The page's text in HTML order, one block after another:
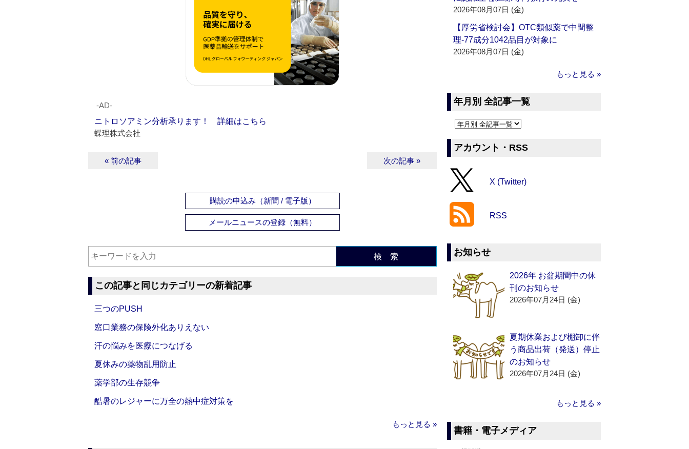
‐AD‐
ニトロソアミン分析承ります！ 詳細はこちら
蝶理株式会社
« 前の記事 次の記事 »
購読の申込み（新聞 / 電子版）
メールニュースの登録（無料）
検 索
この記事と同じカテゴリーの新着記事
三つのPUSH
窓口業務の保険外化ありえない
汗の悩みを医療につなげる
夏休みの薬物乱用防止
薬学部の生存競争
酷暑のレジャーに万全の熱中症対策を
もっと見る »
2026年08月07日 (金)
【厚労省検討会】OTC類似薬で中間整
理‐77成分1042品目が対象に
2026年08月07日 (金)
もっと見る »
年月別 全記事一覧
アカウント・RSS
X (Twitter)
RSS
お知らせ
2026年 お盆期間中の休
刊のお知らせ
2026年07月24日 (金)
夏期休業および棚卸に伴
う商品出荷（発送）停止
のお知らせ
2026年07月24日 (金)
もっと見る »
書籍・電子メディア